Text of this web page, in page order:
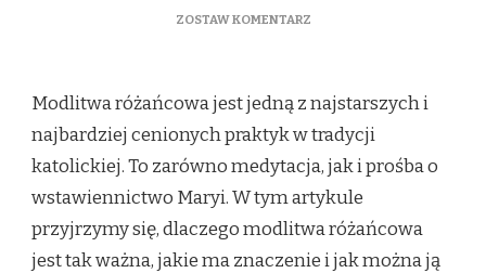
ZOSTAW KOMENTARZDO
WARTO
MODLIĆ
RÓŻAŃCEM?
Modlitwa różańcowa jest jedną z najstarszych i
najbardziej cenionych praktyk w tradycji
katolickiej. To zarówno medytacja, jak i prośba o
wstawiennictwo Maryi. W tym artykule
przyjrzymy się, dlaczego modlitwa różańcowa
jest tak ważna, jakie ma znaczenie i jak można ją